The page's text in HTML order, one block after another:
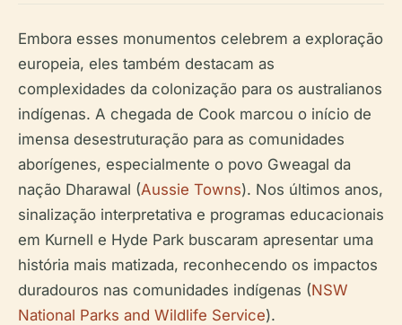
Embora esses monumentos celebrem a exploração
europeia, eles também destacam as
complexidades da colonização para os australianos
indígenas. A chegada de Cook marcou o início de
imensa desestruturação para as comunidades
aborígenes, especialmente o povo Gweagal da
nação Dharawal (Aussie Towns). Nos últimos anos,
sinalização interpretativa e programas educacionais
em Kurnell e Hyde Park buscaram apresentar uma
história mais matizada, reconhecendo os impactos
duradouros nas comunidades indígenas (NSW
National Parks and Wildlife Service).